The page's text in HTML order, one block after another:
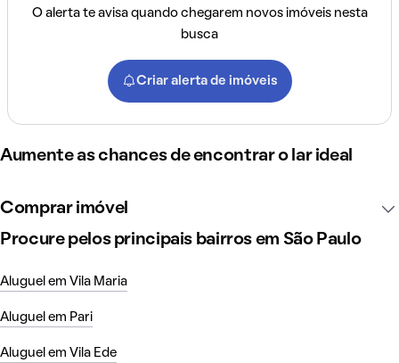
O alerta te avisa quando chegarem novos imóveis nesta
busca
Criar alerta de imóveis
Aumente as chances de encontrar o lar ideal
Comprar imóvel
Procure pelos principais bairros em São Paulo
Aluguel em Vila Maria
Aluguel em Pari
Aluguel em Vila Ede